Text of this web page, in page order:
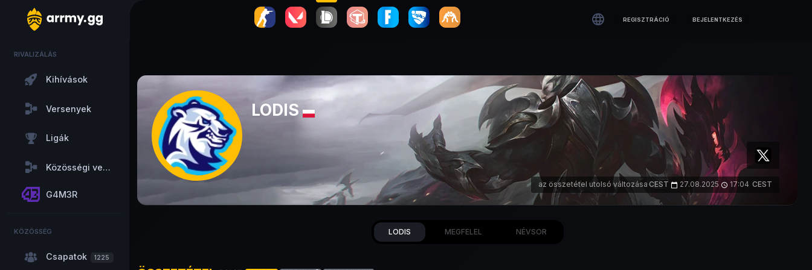
 REGISZTRÁCIÓ BEJELENTKEZÉS
RIVALIZÁLÁS
Kihívások
Versenyek
Ligák
Közösségi versenyek
G4M3R
KÖZÖSSÉG
Csapatok 1225
LODIS
az összetétel utolsó változása CEST calendar_today 27.08.2025 access_time 17:04 CEST
LODIS MEGFELEL NÉVSOR